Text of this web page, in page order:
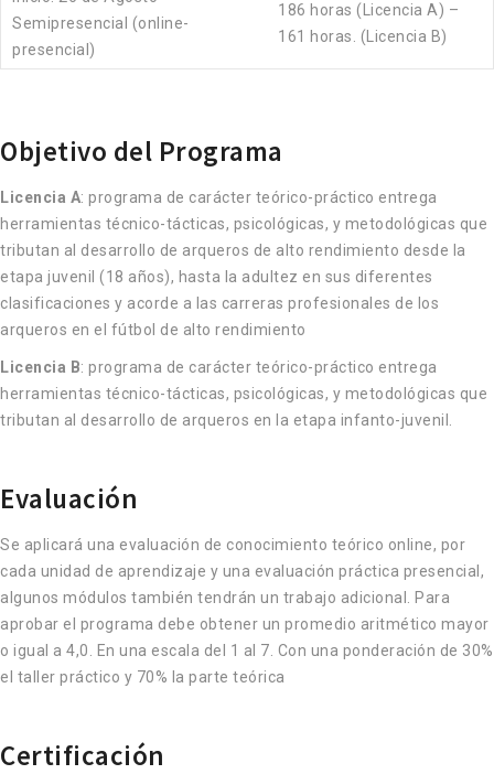
Semipresencial (online-
presencial)
186 horas (Licencia A) –
161 horas. (Licencia B)
Objetivo del Programa
Licencia A: programa de carácter teórico-práctico entrega
herramientas técnico-tácticas, psicológicas, y metodológicas que
tributan al desarrollo de arqueros de alto rendimiento desde la
etapa juvenil (18 años), hasta la adultez en sus diferentes
clasificaciones y acorde a las carreras profesionales de los
arqueros en el fútbol de alto rendimiento
Licencia B: programa de carácter teórico-práctico entrega
herramientas técnico-tácticas, psicológicas, y metodológicas que
tributan al desarrollo de arqueros en la etapa infanto-juvenil.
Evaluación
Se aplicará una evaluación de conocimiento teórico online, por
cada unidad de aprendizaje y una evaluación práctica presencial,
algunos módulos también tendrán un trabajo adicional. Para
aprobar el programa debe obtener un promedio aritmético mayor
o igual a 4,0. En una escala del 1 al 7. Con una ponderación de 30%
el taller práctico y 70% la parte teórica
Certificación